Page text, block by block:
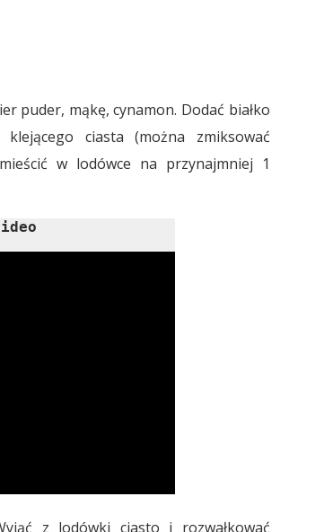
puder, mąkę, cynamon. Dodać białko
ciasta (można zmiksować
w lodówce na przynajmniej 1
z lodówki ciasto i rozwałkować